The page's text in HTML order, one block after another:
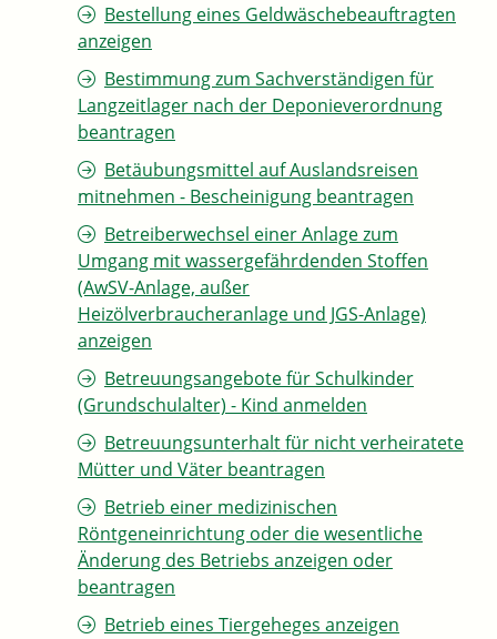
Bestellung eines Geldwäschebeauftragten
anzeigen
Bestimmung zum Sachverständigen für
Langzeitlager nach der Deponieverordnung
beantragen
Betäubungsmittel auf Auslandsreisen
mitnehmen - Bescheinigung beantragen
Betreiberwechsel einer Anlage zum
Umgang mit wassergefährdenden Stoffen
(AwSV-Anlage, außer
Heizölverbraucheranlage und JGS-Anlage)
anzeigen
Betreuungsangebote für Schulkinder
(Grundschulalter) - Kind anmelden
Betreuungsunterhalt für nicht verheiratete
Mütter und Väter beantragen
Betrieb einer medizinischen
Röntgeneinrichtung oder die wesentliche
Änderung des Betriebs anzeigen oder
beantragen
Betrieb eines Tiergeheges anzeigen